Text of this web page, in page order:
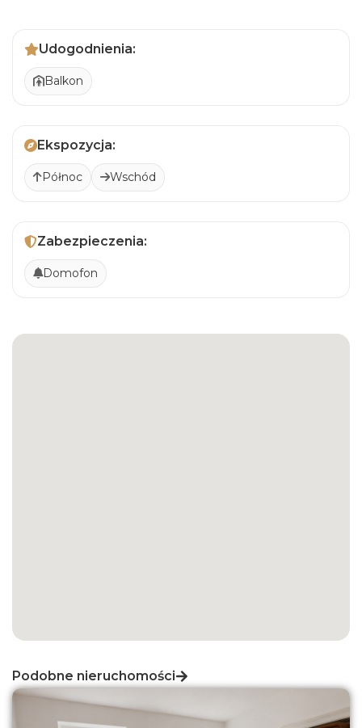
Udogodnienia:
Balkon
Ekspozycja:
Północ Wschód
Zabezpieczenia:
Domofon
Podobne nieruchomości